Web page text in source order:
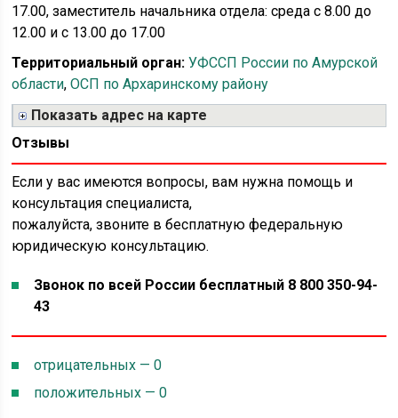
17.00, заместитель начальника отдела: среда с 8.00 до
12.00 и с 13.00 до 17.00
Территориальный орган: УФССП России по Амурской
области,ОСП по Архаринскому району
Показать адрес на карте
Отзывы
Если у вас имеются вопросы, вам нужна помощь и
консультация специалиста,
пожалуйста, звоните в бесплатную федеральную
юридическую консультацию.
Звонок по всей России бесплатный 8 800 350-94-
43
отрицательных — 0
положительных — 0